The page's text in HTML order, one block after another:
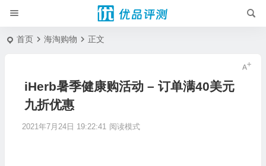
首页 海淘购物 正文
iHerb暑季健康购活动 – 订单满40美元
九折优惠
2021年7月24日 19:22:41 阅读模式